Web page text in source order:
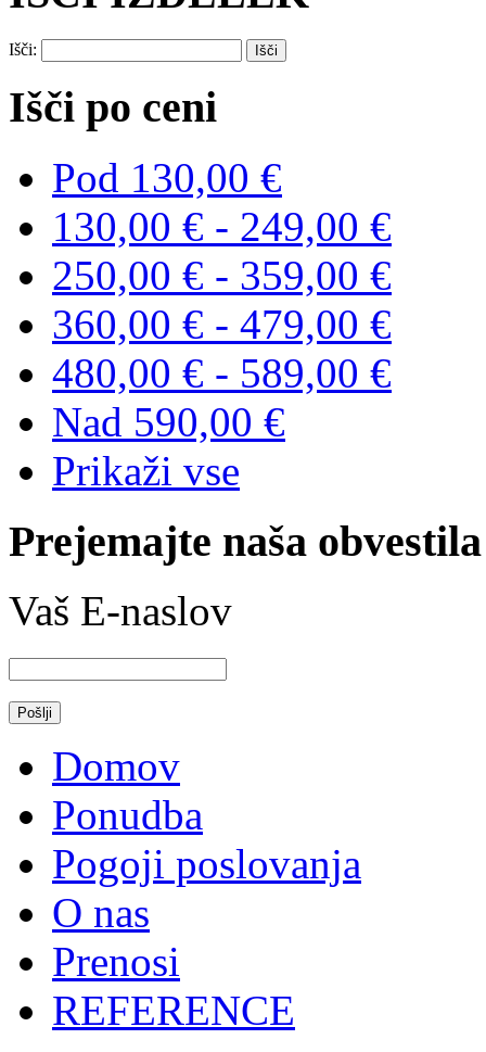
Išči:
Išči po ceni
Pod 130,00 €
130,00 € - 249,00 €
250,00 € - 359,00 €
360,00 € - 479,00 €
480,00 € - 589,00 €
Nad 590,00 €
Prikaži vse
Prejemajte naša obvestila
Vaš E-naslov
Domov
Ponudba
Pogoji poslovanja
O nas
Prenosi
REFERENCE